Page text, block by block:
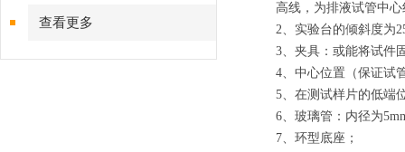
查看更多
高线，为排液试管中
2、 实验台的倾斜度为
3、 夹具：或能将试件
4、 中心位置（保证试
5、 在测试样片的低端
6、 玻璃管：内径为
7、 环型底座；